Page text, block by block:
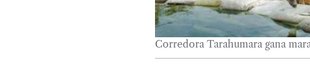
Corredora Tarahumara gana